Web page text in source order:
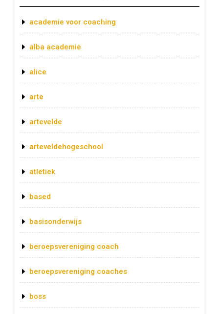
academie voor coaching
alba academie
alice
arte
artevelde
arteveldehogeschool
atletiek
based
basisonderwijs
beroepsvereniging coach
beroepsvereniging coaches
boss